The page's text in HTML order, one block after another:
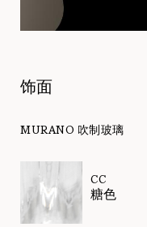
饰面
MURANO 吹制玻璃
CC
糖色